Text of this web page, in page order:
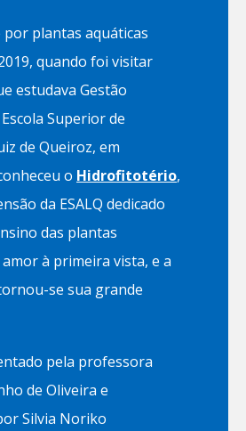
por plantas aquáticas
quando foi visitar
estudava Gestão
Superior de
de Queiroz, em
o Hidrofitotério,
da ESALQ dedicado
das plantas
amor à primeira vista, e a
se sua grande
pela professora
de Oliveira e
Silvia Noriko